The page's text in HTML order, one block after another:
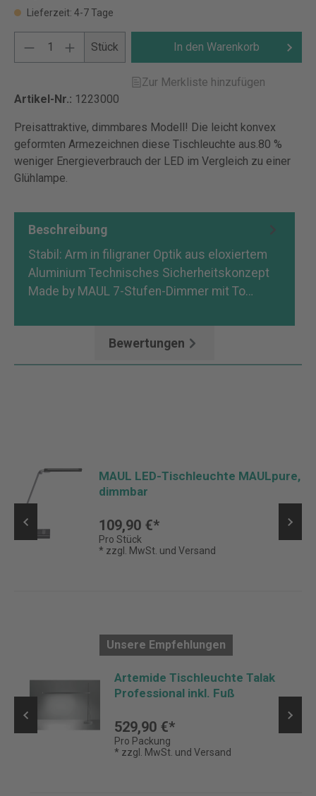
Lieferzeit: 4-7 Tage
Stück In den Warenkorb
Zur Merkliste hinzufügen
Artikel-Nr.: 1223000
Preisattraktive, dimmbares Modell! Die leicht konvex
geformten Armezeichnen diese Tischleuchte aus.80 %
weniger Energieverbrauch der LED im Vergleich zu einer
Glühlampe.
Beschreibung
Stabil: Arm in filigraner Optik aus eloxiertem
Aluminium Technisches Sicherheitskonzept
Made by MAUL 7-Stufen-Dimmer mit To…
Bewertungen
MAUL LED-Tischleuchte MAULpure,
dimmbar
109,90 €*
Pro Stück
* zzgl. MwSt. und Versand
Unsere Empfehlungen
Artemide Tischleuchte Talak
Professional inkl. Fuß
529,90 €*
Pro Packung
* zzgl. MwSt. und Versand